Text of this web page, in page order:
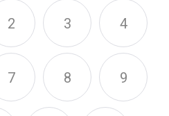
2 3 4
7 8 9